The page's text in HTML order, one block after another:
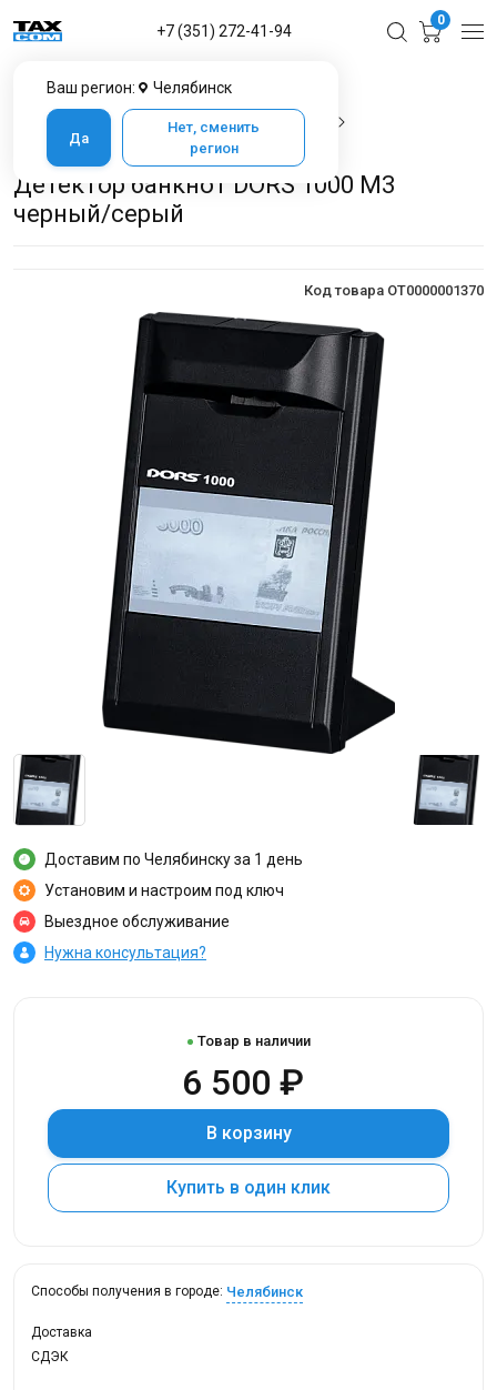
Ваш регион: Челябинск
Да
Нет, сменить
регион
+7 (351) 272-41-94
0
Банковское оборудование
Детекторы банкнот
Детектор банкнот DORS 1000 M3 черный/серый
Детектор банкнот DORS 1000 M3
черный/серый
Код товара OT0000001370
Доставим по Челябинску за 1 день
Установим и настроим под ключ
Выездное обслуживание
Нужна консультация?
Товар в наличии
6 500 ₽
В корзину
Купить в один клик
Способы получения в городе: Челябинск
Доставка
СДЭК